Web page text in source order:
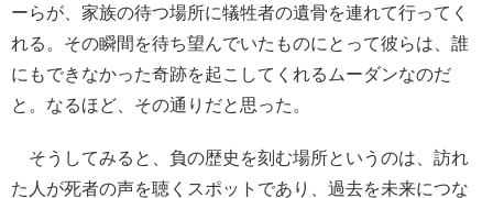
ーらが、家族の待つ場所に犠牲者の遺骨を連れて行ってく
れる。その瞬間を待ち望んでいたものにとって彼らは、誰
にもできなかった奇跡を起こしてくれるムーダンなのだ
と。なるほど、その通りだと思った。
そうしてみると、負の歴史を刻む場所というのは、訪れ
た人が死者の声を聴くスポットであり、過去を未来につな